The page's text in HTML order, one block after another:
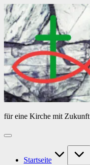
Skip
to
content
für eine Kirche mit Zukunft
Startseite